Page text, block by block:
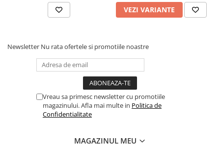
VEZI VARIANTE
Newsletter Nu rata ofertele si promotiile noastre
Vreau sa primesc newsletter cu promotiile
magazinului. Afla mai multe in Politica de
Confidentialitate
MAGAZINUL MEU